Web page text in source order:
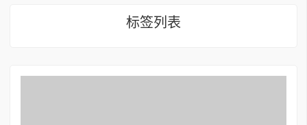
标签列表